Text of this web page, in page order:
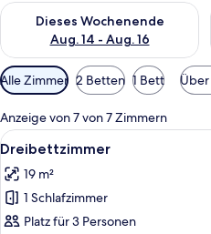
Dieses Wochenende
Aug. 14 - Aug. 16
Überprüfe die Verfügbarkeit für
Verfügbare
Filter
für
Zimmer
Alle Zimmer 2 Betten 1 Bett
Anzeige von 7 von 7 Zimmern
Alle
Fotos
für
Dreibettzimmer
anzeigen
1
Dreibettzimmer
19 m²
1 Schlafzimmer
Platz für 3 Personen